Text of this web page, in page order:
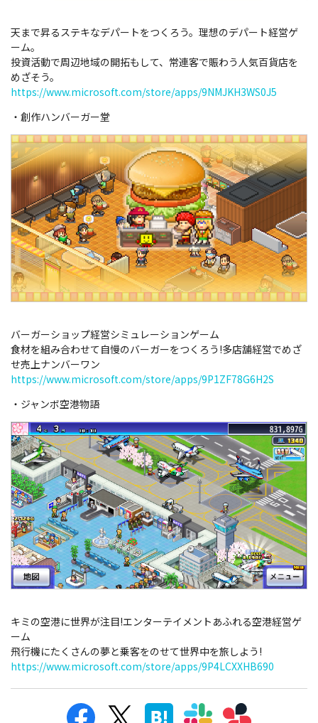
天まで昇るステキなデパートをつくろう。理想のデパート経営ゲ
ーム。
投資活動で周辺地域の開拓もして、常連客で賑わう人気百貨店を
めざそう。
https://www.microsoft.com/store/apps/9NMJKH3WS0J5
・創作ハンバーガー堂
バーガーショップ経営シミュレーションゲーム
食材を組み合わせて自慢のバーガーをつくろう!多店舗経営でめざ
せ売上ナンバーワン
https://www.microsoft.com/store/apps/9P1ZF78G6H2S
・ジャンボ空港物語
キミの空港に世界が注目!エンターテイメントあふれる空港経営ゲ
ーム
飛行機にたくさんの夢と乗客をのせて世界中を旅しよう!
https://www.microsoft.com/store/apps/9P4LCXXHB690